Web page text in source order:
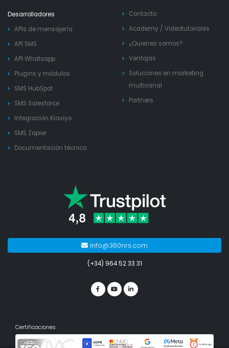
Desarrolladores
APIs de mensajería
API SMS
API Whatsapp
Plugins y módulos
SMS HubSpot
SMS Salesforce
Integración Klaviyo
SMS Zapier
Documentación técnica
Contacto
Academy / Videotutoriales
¿Quienes somos?
Ventajas
Soluciones en marketing
multicanal
Partners
info@360nrs.com
(+34) 964 52 33 31
Certificaciones